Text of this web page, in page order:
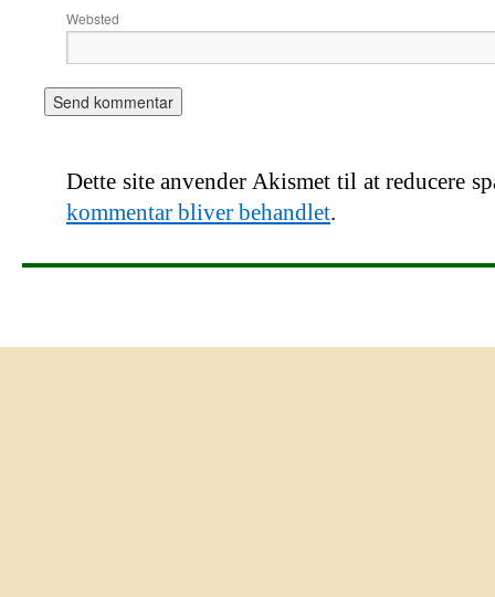
Websted
Dette site anvender Akismet til at reducere
kommentar bliver behandlet.